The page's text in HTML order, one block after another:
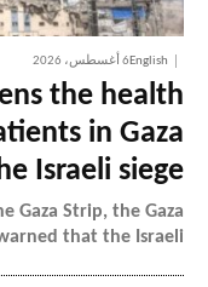
English6 أغسطس، 2026
the health
in Gaza
Israeli siege
Gaza Strip, the Gaza
that the Israeli...